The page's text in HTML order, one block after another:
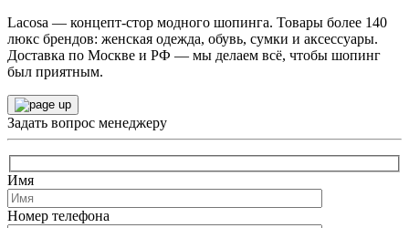
Lacosa — концепт-стор модного шопинга. Товары более 140
люкс брендов: женская одежда, обувь, сумки и аксессуары.
Доставка по Москве и РФ — мы делаем всё, чтобы шопинг
был приятным.
Задать вопрос менеджеру
Имя
Номер телефона